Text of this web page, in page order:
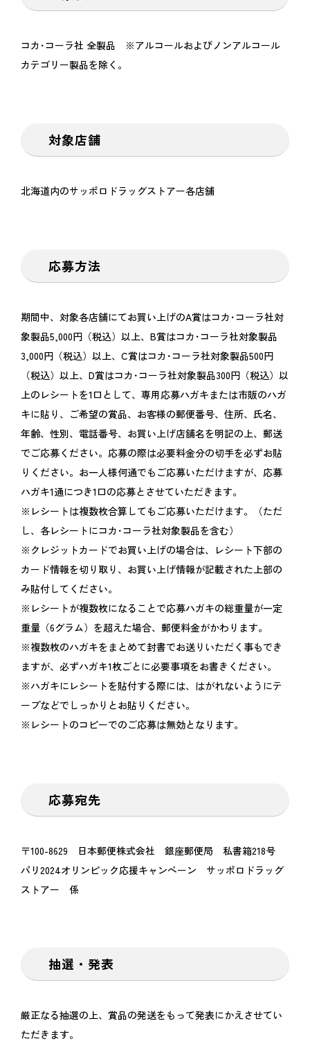
コカ･コーラ社 全製品 ※アルコールおよびノンアルコール
カテゴリー製品を除く。
対象店舗
北海道内のサッポロドラッグストアー各店舗
応募方法
期間中、対象各店舗にてお買い上げのA賞はコカ･コーラ社対
象製品5,000円（税込）以上、B賞はコカ･コーラ社対象製品
3,000円（税込）以上、C賞はコカ･コーラ社対象製品500円
（税込）以上、D賞はコカ･コーラ社対象製品300円（税込）以
上のレシートを1口として、専用応募ハガキまたは市販のハガ
キに貼り、ご希望の賞品、お客様の郵便番号、住所、氏名、
年齢、性別、電話番号、お買い上げ店舗名を明記の上、郵送
でご応募ください。応募の際は必要料金分の切手を必ずお貼
りください。お一人様何通でもご応募いただけますが、応募
ハガキ1通につき1口の応募とさせていただきます。
※レシートは複数枚合算してもご応募いただけます。（ただ
し、各レシートにコカ･コーラ社対象製品を含む）
※クレジットカードでお買い上げの場合は、レシート下部の
カード情報を切り取り、お買い上げ情報が記載された上部の
み貼付してください。
※レシートが複数枚になることで応募ハガキの総重量が一定
重量（6グラム）を超えた場合、郵便料金がかわります。
※複数枚のハガキをまとめて封書でお送りいただく事もでき
ますが、必ずハガキ1枚ごとに必要事項をお書きください。
※ハガキにレシートを貼付する際には、はがれないようにテ
ープなどでしっかりとお貼りください。
※レシートのコピーでのご応募は無効となります。
応募宛先
〒100-8629 日本郵便株式会社 銀座郵便局 私書箱218号
パリ2024オリンピック応援キャンペーン サッポロドラッグ
ストアー 係
抽選・発表
厳正なる抽選の上、賞品の発送をもって発表にかえさせてい
ただきます。